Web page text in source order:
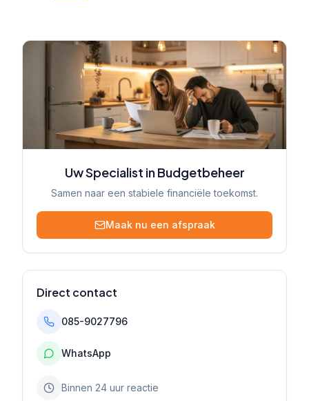
Uw Specialist in Budgetbeheer
Samen naar een stabiele financiële toekomst.
Maak nu een afspraak
Direct contact
085-9027796
WhatsApp
Binnen 24 uur reactie